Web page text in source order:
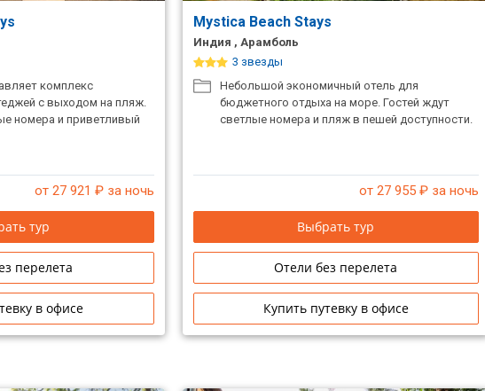
комплекс
с выходом на пляж.
номера и приветливый
от 27 921 ₽ за ночь
тур
перелета
в офисе
Mystica Beach Stays
Индия , Арамболь
3 звезды
Небольшой экономичный отель для
бюджетного отдыха на море. Гостей ждут
светлые номера и пляж в пешей доступности.
от 27 955₽ за ночь
Выбрать тур
Отели без перелета
Купить путевку в офисе